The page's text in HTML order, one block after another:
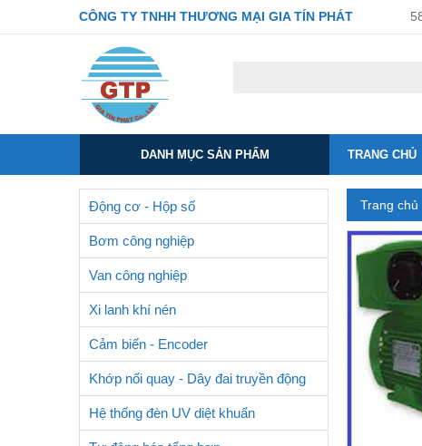
CÔNG TY TNHH THƯƠNG MẠI GIA TÍN PHÁT
DANH MỤC SẢN PHẨM TRANG CHỦ
Động cơ - Hộp số
Bơm công nghiệp
Van công nghiệp
Xi lanh khí nén
Cảm biến - Encoder
Khớp nối quay - Dây đai truyền động
Hệ thống đèn UV diệt khuẩn
Trang chủ